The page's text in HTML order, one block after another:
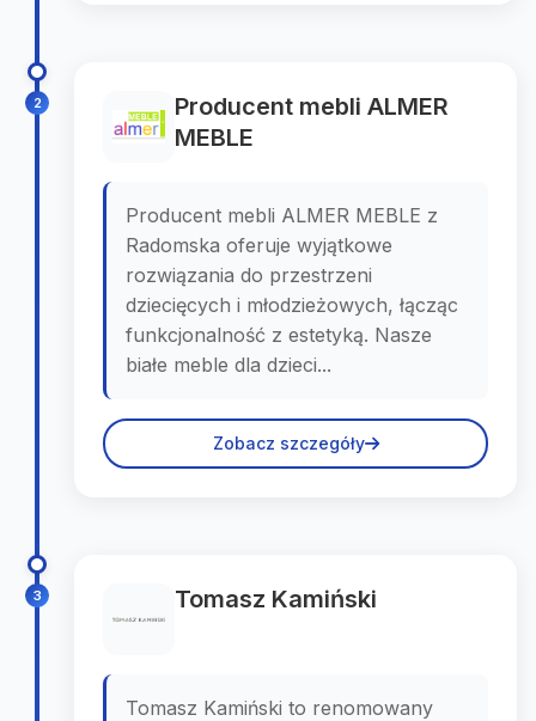
2
Producent mebli ALMER
MEBLE
Producent mebli ALMER MEBLE z
Radomska oferuje wyjątkowe
rozwiązania do przestrzeni
dziecięcych i młodzieżowych, łącząc
funkcjonalność z estetyką. Nasze
białe meble dla dzieci...
Zobacz szczegóły
3 Tomasz Kamiński
Tomasz Kamiński to renomowany